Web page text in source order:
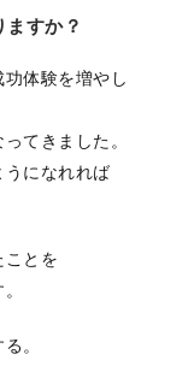
ますか？
体験を増やし
てきました。
うになれれば
ことを
。